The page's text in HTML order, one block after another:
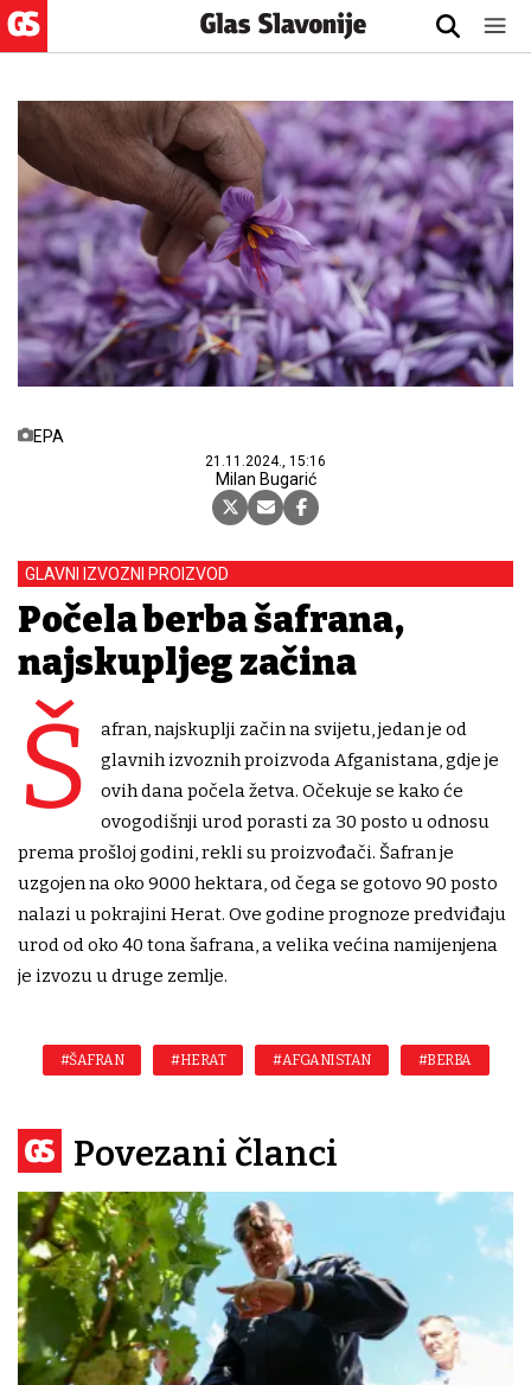
EPA
21.11.2024., 15:16
Milan Bugarić
GLAVNI IZVOZNI PROIZVOD
Počela berba šafrana,
najskupljeg začina
Š
afran, najskuplji začin na svijetu, jedan je od
glavnih izvoznih proizvoda Afganistana, gdje je
ovih dana počela žetva. Očekuje se kako će
ovogodišnji urod porasti za 30 posto u odnosu
prema prošloj godini, rekli su proizvođači. Šafran je
uzgojen na oko 9000 hektara, od čega se gotovo 90 posto
nalazi u pokrajini Herat. Ove godine prognoze predviđaju
urod od oko 40 tona šafrana, a velika većina namijenjena
je izvozu u druge zemlje.
#ŠAFRAN #HERAT #AFGANISTAN #BERBA
Povezani članci